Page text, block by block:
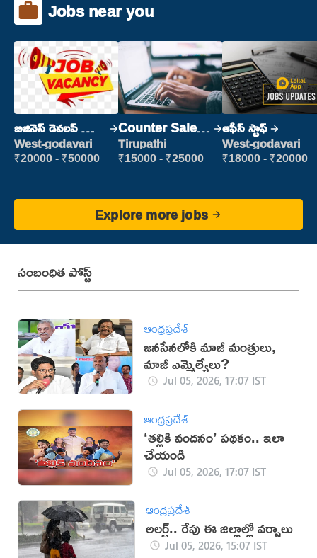
Jobs near you
బిజినెస్ డెవలప్ మెంట్
మేనేజర్
West-godavari
₹20000 - ₹50000
Counter Sales
Executive
(Retail Sales)
Tirupathi
₹15000 - ₹25000
ఆఫీస్ స్టాఫ్
West-godavari
₹18000 - ₹20000
Explore more jobs
సంబంధిత పోస్ట్
ఆంధ్రప్రదేశ్
జనసేనలోకి మాజీ మంత్రులు,
మాజీ ఎమ్మెల్యేలు?
Jul 05, 2026, 17:07 IST
ఆంధ్రప్రదేశ్
‘తల్లికి వందనం’ పథకం.. ఇలా
చేయండి
Jul 05, 2026, 17:07 IST
ఆంధ్రప్రదేశ్
అలర్ట్.. రేపు ఈ జిల్లాల్లో వర్షాలు
Jul 05, 2026, 15:07 IST